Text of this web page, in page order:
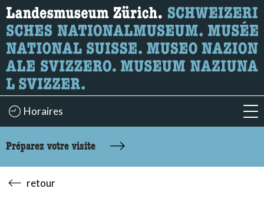
Recherche
Ici, vous pouvez rechercher le contenu de la page.
Horaires
Préparez votre visite
retour